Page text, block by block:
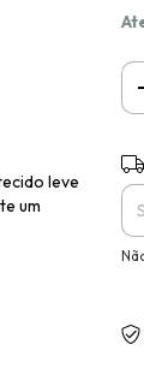
leve
um